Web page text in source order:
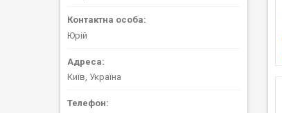
Юрій
Київ, Україна